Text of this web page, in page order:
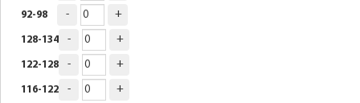
92-98 - +
128-134 - +
122-128 - +
116-122 - +